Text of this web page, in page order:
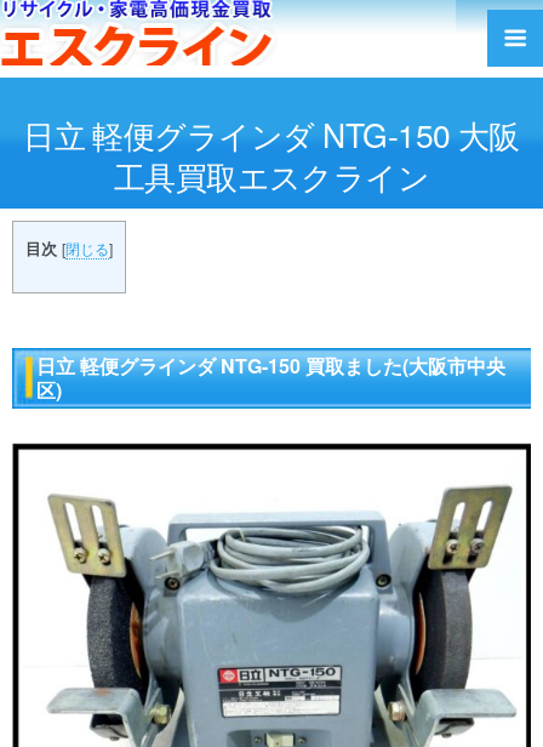
日立 軽便グラインダ NTG-150 大阪
工具買取エスクライン
目次 [閉じる]
日立 軽便グラインダ NTG-150 買取ました(大阪市中央
区)